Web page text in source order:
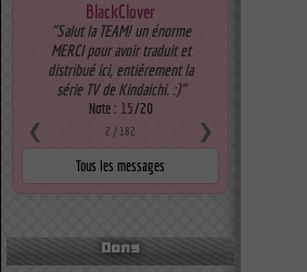
BlackClover
"Salut la TEAM! un énorme
MERCI pour avoir traduit et
distribué ici, entièrement la
série TV de Kindaichi. :)"
Note : 15/20
❮ 2 / 182 ❯
Dons